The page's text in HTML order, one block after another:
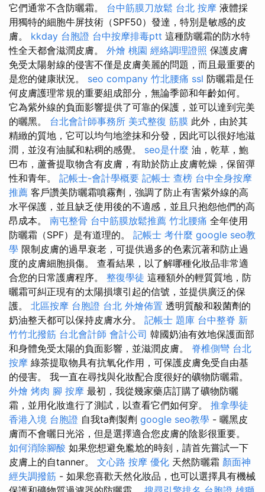
它們通常不含防曬霜。 台中筋膜刀放鬆 台北 按摩 液體採
用獨特的細胞牛屏技術（SPF50）發達，特別是敏感的皮
膚。 kkday 台胞證 台中按摩排毒ptt 這種防曬霜的防水特
性全天都會滋潤皮膚。 外燴 桃園 經絡調理證照 保護皮膚
免受太陽射線的侵害不僅是皮膚美麗的問題，而且最重要的
是您的健康狀況。 seo company 竹北腰痛 ssl 防曬霜是任
何皮膚護理常規的重要組成部分，無論季節和年齡如何。
它為紫外線的負面影響提供了可靠的保護，並可以達到完美
的曬黑。 台北會計師事務所 美式整復 筋膜 此外，由於其
精緻的質地，它可以均勻地塗抹和分發，因此可以很好地滋
潤，並沒有油膩和粘稠的感覺。 seo是什麼 油，乾草，鮑
巴布，蘆薈提取物含有皮膚，有助於防止皮膚乾燥，保留彈
性和青年。 記帳士-會計學概要 記帳士 查榜 台中全身按摩
推薦 客戶讚美防曬霜噴霧劑，強調了防止有害紫外線的高
水平保護，並且缺乏使用後的不適感，並且只抱怨他們的高
昂成本。 南屯整骨 台中筋膜放鬆推薦 竹北腰痛 全年使用
防曬霜（SPF）是有道理的。 記帳士 考什麼 google seo教
學 限制皮膚的過早衰老，可提供過多的色素沉著和防止過
度的皮膚細胞損傷。 查看結果，以了解哪種化妝品非常適
合您的日常護膚程序。 整復學徒 這種額外的輕質質地，防
曬霜可糾正現有的太陽損壞引起的信號，並提供廣泛的保
護。 北區按摩 台胞證 台北 外燴佈置 透明質酸和殺菌劑的
奶油整天都可以保持皮膚水分。 記帳士 題庫 台中整脊 新
竹竹北撥筋 台北會計師 會計公司 韓國奶油有效地保護面部
和身體免受太陽的負面影響，並滋潤皮膚。 脊椎側彎 台北
按摩 綠茶提取物具有抗氧化作用，可保護皮膚免受自由基
的侵害。 我一直在尋找與化妝配合度很好的礦物防曬霜。
外燴 烤肉 腳 按摩 最初，我從幾家藥店訂購了礦物防曬
霜，並用化妝進行了測試，以查看它們如何穿。 推拿學徒
香港入境 台胞證 自我ta劑製劑 google seo教學 - 曬黑皮
膚而不會曬日光浴，但是選擇適合您皮膚的陰影很重要。
如何消除腳酸 如果您想避免尷尬的時刻，請首先嘗試一下
皮膚上的自tanner。 文心路 按摩 優化 天然防曬霜 顏面神
經失調撥筋 - 如果您喜歡天然化妝品，也可以選擇具有機械